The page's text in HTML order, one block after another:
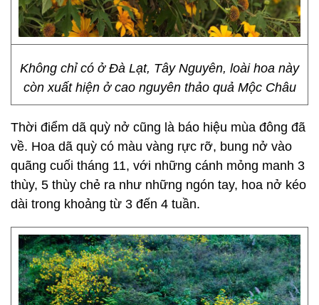
Không chỉ có ở Đà Lạt, Tây Nguyên, loài hoa này
còn xuất hiện ở cao nguyên thảo quả Mộc Châu
Thời điểm dã quỳ nở cũng là báo hiệu mùa đông đã
về. Hoa dã quỳ có màu vàng rực rỡ, bung nở vào
quãng cuối tháng 11, với những cánh mỏng manh 3
thùy, 5 thùy chẻ ra như những ngón tay, hoa nở kéo
dài trong khoảng từ 3 đến 4 tuần.